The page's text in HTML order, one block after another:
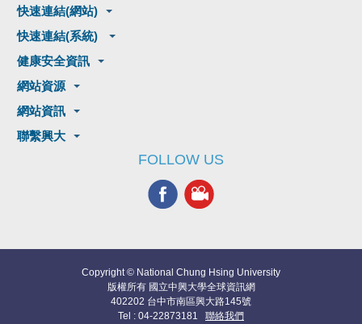
快速連結(網站)
快速連結(系統)
健康安全資訊
網站資源
網站資訊
聯繫興大
FOLLOW US
Copyright © National Chung Hsing University
版權所有 國立中興大學全球資訊網
402202 台中市南區興大路145號
Tel : 04-22873181 聯絡我們